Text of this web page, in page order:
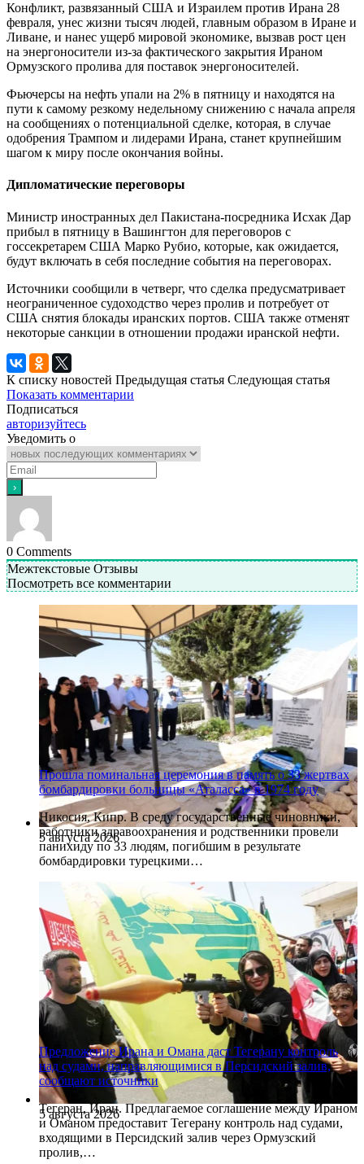
Конфликт, развязанный США и Израилем против Ирана 28
февраля, унес жизни тысяч людей, главным образом в Иране и
Ливане, и нанес ущерб мировой экономике, вызвав рост цен
на энергоносители из-за фактического закрытия Ираном
Ормузского пролива для поставок энергоносителей.
Фьючерсы на нефть упали на 2% в пятницу и находятся на
пути к самому резкому недельному снижению с начала апреля
на сообщениях о потенциальной сделке, которая, в случае
одобрения Трампом и лидерами Ирана, станет крупнейшим
шагом к миру после окончания войны.
Дипломатические переговоры
Министр иностранных дел Пакистана-посредника Исхак Дар
прибыл в пятницу в Вашингтон для переговоров с
госсекретарем США Марко Рубио, которые, как ожидается,
будут включать в себя последние события на переговорах.
Источники сообщили в четверг, что сделка предусматривает
неограниченное судоходство через пролив и потребует от
США снятия блокады иранских портов. США также отменят
некоторые санкции в отношении продажи иранской нефти.
К списку новостей Предыдущая статья Следующая статья
Показать комментарии
Подписаться
авторизуйтесь
Уведомить о
0 Comments
Межтекстовые Отзывы
Посмотреть все комментарии
5 августа 2026
Прошла поминальная церемония в память о 33 жертвах
бомбардировки больницы «Аталасса» в 1974 году
Никосия, Кипр. В среду государственные чиновники,
работники здравоохранения и родственники провели
панихиду по 33 людям, погибшим в результате
бомбардировки турецкими…
5 августа 2026
Предложение Ирана и Омана даст Тегерану контроль
над судами, направляющимися в Персидский залив,
сообщают источники
Тегеран, Иран. Предлагаемое соглашение между Ираном
и Оманом предоставит Тегерану контроль над судами,
входящими в Персидский залив через Ормузский
пролив,…